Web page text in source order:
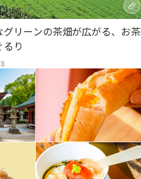
グリーンの茶畑が広がる、お茶
り